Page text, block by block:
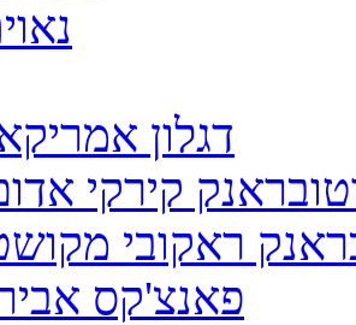
דגלון
קירקי
ראקובי
פאנצ'קס